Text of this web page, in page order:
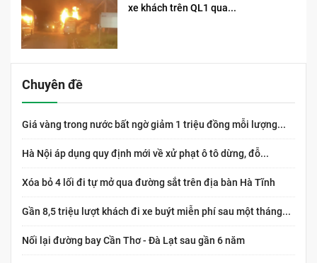
xe khách trên QL1 qua...
Chuyên đề
Giá vàng trong nước bất ngờ giảm 1 triệu đồng mỗi lượng...
Hà Nội áp dụng quy định mới về xử phạt ô tô dừng, đỗ...
Xóa bỏ 4 lối đi tự mở qua đường sắt trên địa bàn Hà Tĩnh
Gần 8,5 triệu lượt khách đi xe buýt miễn phí sau một tháng...
Nối lại đường bay Cần Thơ - Đà Lạt sau gần 6 năm